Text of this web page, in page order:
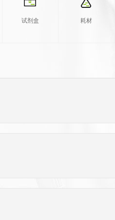
试剂盒 耗材